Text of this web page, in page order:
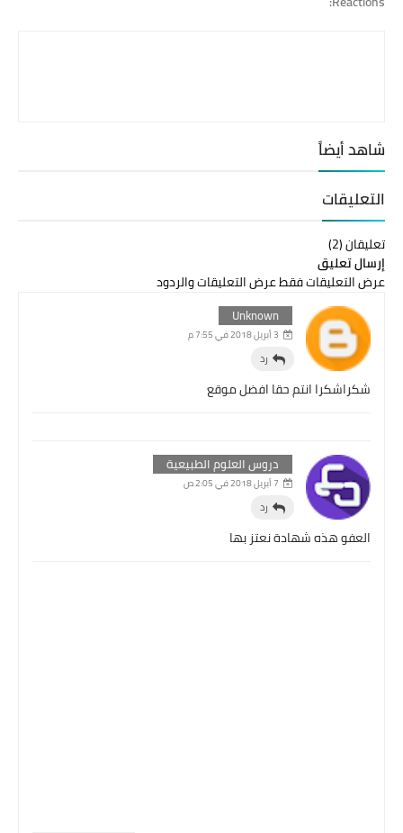
شاهد أيضاً
التعليقات
تعليقان (2)
إرسال تعليق
عرض التعليقات فقطعرض التعليقات والردود
Unknown
3 أبريل 2018 في 7:55 م
شكراشكرا انتم حقا افضل موقع
رد
دروس العلوم الطبيعية
7 أبريل 2018 في 2:05 ص
العفو هذه شهادة نعتز بها
رد